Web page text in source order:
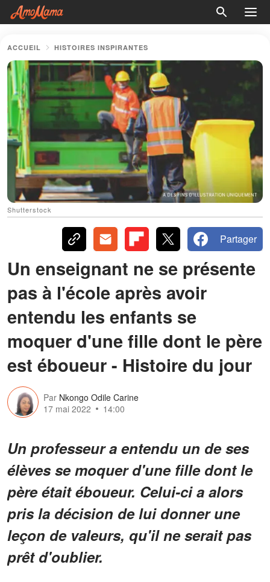
ACCUEIL HISTOIRES INSPIRANTES
Shutterstock
Partager
Un enseignant ne se présente
pas à l'école après avoir
entendu les enfants se
moquer d'une fille dont le père
est éboueur - Histoire du jour
Par Nkongo Odile Carine
17 mai 2022
14:00
Un professeur a entendu un de ses
élèves se moquer d'une fille dont le
père était éboueur. Celui-ci a alors
pris la décision de lui donner une
leçon de valeurs, qu'il ne serait pas
prêt d'oublier.